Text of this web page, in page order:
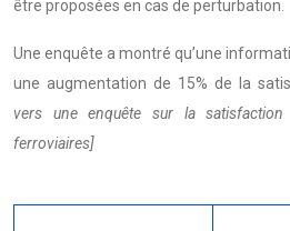
être proposées en cas de perturbation.
Une enquête a montré qu’une
une augmentation de 15% de la
vers une enquête sur la
ferroviaires]